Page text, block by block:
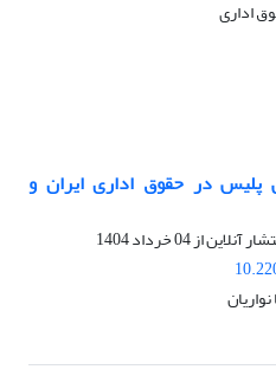
پلیس در حقوق اداری ایران و
آنلاین از04 خرداد 1404